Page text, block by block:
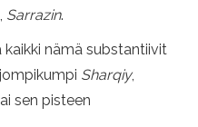
Sarrazin.
nämä substantiivit
Sharqiy,
sen pisteen